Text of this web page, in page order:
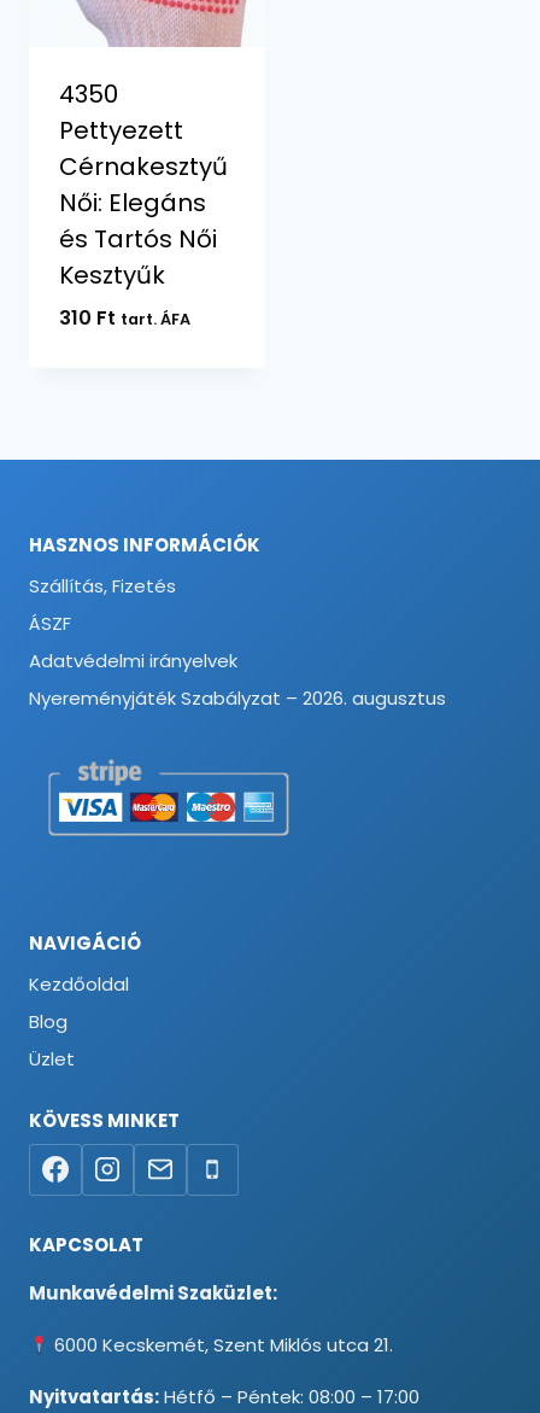
4350
Pettyezett
Cérnakesztyű
Női: Elegáns
és Tartós Női
Kesztyűk
310 Ft tart. ÁFA
HASZNOS INFORMÁCIÓK
Szállítás, Fizetés
ÁSZF
Adatvédelmi irányelvek
Nyereményjáték Szabályzat – 2026. augusztus
NAVIGÁCIÓ
Kezdőoldal
Blog
Üzlet
KÖVESS MINKET
KAPCSOLAT
Munkavédelmi Szaküzlet:
6000 Kecskemét, Szent Miklós utca 21.
Nyitvatartás:Hétfő – Péntek: 08:00 – 17:00